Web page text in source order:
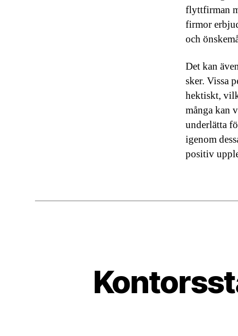
flyttfirman
firmor
och
Det kan
sker. Vissa
hektiskt,
många kan
underlätta
igenom
positiv